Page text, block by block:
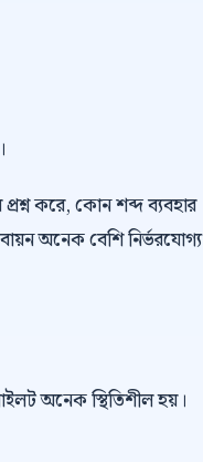
করে, কোন শব্দ ব্যবহার
অনেক বেশি নির্ভরযোগ্য
অনেক স্থিতিশীল হয়।